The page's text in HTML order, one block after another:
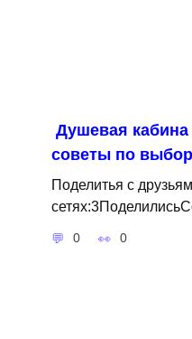
Душевая
советы по
Поделитья с
0 0